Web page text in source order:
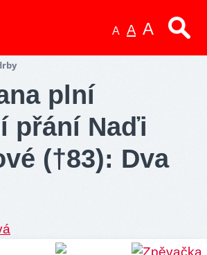
A A A
plní
přání Naďi
(†83): Dva